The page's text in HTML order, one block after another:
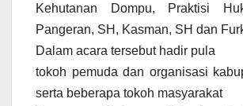
Kehutanan Dompu, Praktisi
Pangeran, SH, Kasman, SH dan
Dalam acara tersebut hadir pula
tokoh pemuda dan organisasi
serta beberapa tokoh masyarakat